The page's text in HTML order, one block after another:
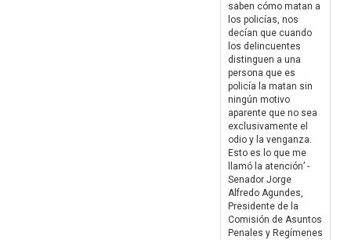
saben cómo matan a
los policías, nos
decían que cuando
los delincuentes
distinguen a una
persona que es
policía la matan sin
ningún motivo
aparente que no sea
exclusivamente el
odio y la venganza.
Esto es lo que me
llamó la atención’ -
Senador Jorge
Alfredo Agundes,
Presidente de la
Comisión de Asuntos
Penales y Regímenes